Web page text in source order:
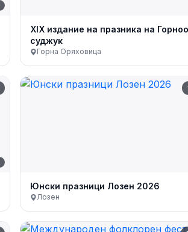
XIX издание на празника на
суджук
Горна Оряховица
Юнски празници Лозен 2026
Лозен